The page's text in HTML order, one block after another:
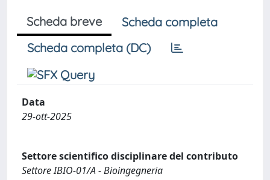
Scheda breve
Scheda completa
Scheda completa (DC)
Data
29-ott-2025
Settore scientifico disciplinare del contributo
Settore IBIO-01/A - Bioingegneria